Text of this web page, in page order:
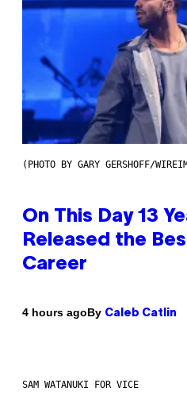
(PHOTO BY GARY GERSHOFF/
On This Day 13
Released the
Career
4 hours agoBy Caleb Catlin
SAM WATANUKI FOR VICE